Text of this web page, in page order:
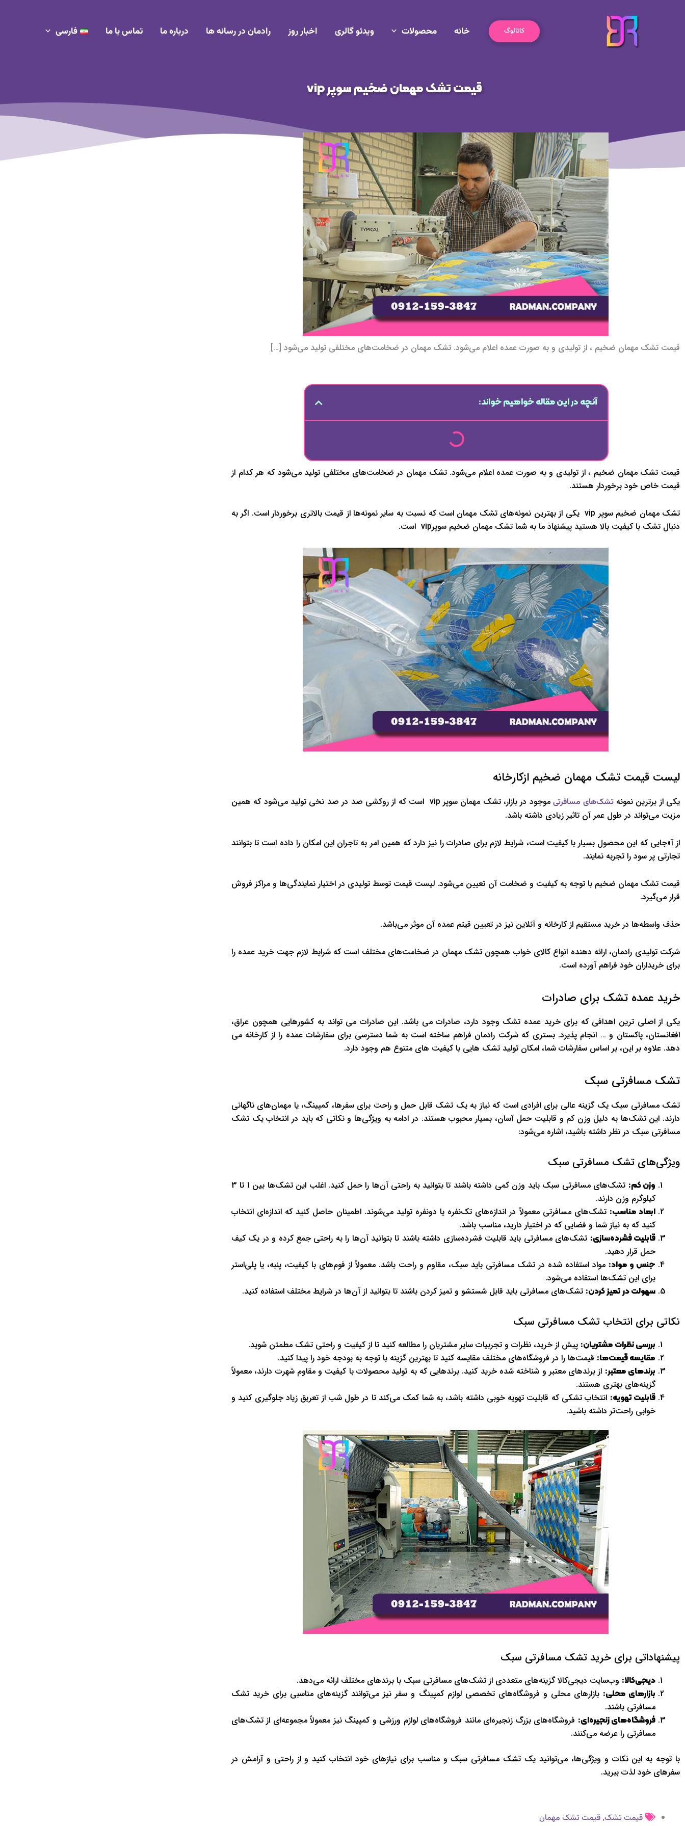
کاتالوگ خانه محصولات ویدئو گالری اخبار روز رادمان در رسانه ها درباره ما تماس با ما فارسی
قیمت تشک مهمان ضخیم سوپر vip
قیمت تشک مهمان ضخیم ، از تولیدی و به صورت عمده اعلام می‌شود. تشک مهمان در ضخامت‌های مختلفی تولید می‌شود […]
آنچه در این مقاله خواهیم خواند:
قیمت تشک مهمان ضخیم ، از تولیدی و به صورت عمده اعلام می‌شود. تشک مهمان در ضخامت‌های مختلفی تولید می‌شود که هر کدام از
قیمت خاص خود برخوردار هستند.
تشک مهمان ضخیم سوپر vip یکی از بهترین نمونه‌های تشک مهمان است که نسبت به سایر نمونه‌ها از قیمت بالاتری برخوردار است. اگر به
دنبال تشک با کیفیت بالا هستید پیشنهاد ما به شما تشک مهمان ضخیم سوپرvip است.
لیست قیمت تشک مهمان ضخیم ازکارخانه
یکی از برترین نمونهتشک‌های مسافرتی
موجود در بازار، تشک مهمان سوپر vip است که از روکشی صد در صد نخی تولید می‌شود که همین
مزیت می‌تواند در طول عمر آن تاثیر زیادی داشته باشد.
از آ«جایی که این محصول بسیار با کیفیت است، شرایط لازم برای صادرات را نیز دارد که همین امر به تاجران این امکان را داده است تا بتوانند
تجارتی پر سود را تجربه نمایند.
قیمت تشک مهمان ضخیم با توجه به کیفیت و ضخامت آن تعیین می‌شود. لیست قیمت توسط تولیدی در اختیار نمایندگی‌ها و مراکز فروش
قرار می‌گیرد.
حذف واسطه‌ها در خرید مستقیم از کارخانه و آنلاین نیز در تعیین قیتم عمده آن موثر می‌باشد.
شرکت تولیدی رادمان، ارائه دهنده انواع کالای خواب همچون تشک مهمان در ضخامت‌های مختلف است که شرایط لازم جهت خرید عمده را
برای خریداران خود فراهم آورده است.
خرید عمده تشک برای صادرات
یکی از اصلی ترین اهدافی که برای خرید عمده تشک وجود دارد، صادرات می باشد. این صادرات می تواند به کشورهایی همچون عراق،
افغانستان، پاکستان و … انجام پذیرد. بستری که شرکت رادمان فراهم ساخته است به شما دسترسی برای سفارشات عمده را از کارخانه می
دهد. علاوه بر این، بر اساس سفارشات شما، امکان تولید تشک هایی با کیفیت های متنوع هم وجود دارد.
تشک مسافرتی سبک
تشک مسافرتی سبک یک گزینه عالی برای افرادی است که نیاز به یک تشک قابل حمل و راحت برای سفرها، کمپینگ، یا مهمان‌های ناگهانی
دارند. این تشک‌ها به دلیل وزن کم و قابلیت حمل آسان، بسیار محبوب هستند. در ادامه به ویژگی‌ها و نکاتی که باید در انتخاب یک تشک
مسافرتی سبک در نظر داشته باشید، اشاره می‌شود:
ویژگی‌های تشک مسافرتی سبک
وزن کم:
تشک‌های مسافرتی سبک باید وزن کمی داشته باشند تا بتوانید به راحتی آن‌ها را حمل کنید. اغلب این تشک‌ها بین 1 تا 3
کیلوگرم وزن دارند.
ابعاد مناسب: تشک‌های مسافرتی معمولاً در اندازه‌های تک‌نفره یا دو‌نفره تولید می‌شوند. اطمینان حاصل کنید که اندازه‌ای انتخاب
کنید که به نیاز شما و فضایی که در اختیار دارید، مناسب باشد.
قابلیت فشرده‌سازی: تشک‌های مسافرتی باید قابلیت فشرده‌سازی داشته باشند تا بتوانید آن‌ها را به راحتی جمع کرده و در یک کیف
حمل قرار دهید.
جنس و مواد: مواد استفاده شده در تشک مسافرتی باید سبک، مقاوم و راحت باشد. معمولاً از فوم‌های با کیفیت، پنبه، یا پلی‌استر
برای این تشک‌ها استفاده می‌شود.
سهولت در تمیز کردن: تشک‌های مسافرتی باید قابل شستشو و تمیز کردن باشند تا بتوانید از آن‌ها در شرایط مختلف استفاده کنید.
نکاتی برای انتخاب تشک مسافرتی سبک
بررسی نظرات مشتریان: پیش از خرید، نظرات و تجربیات سایر مشتریان را مطالعه کنید تا از کیفیت و راحتی تشک مطمئن شوید.
مقایسه قیمت‌ها: قیمت‌ها را در فروشگاه‌های مختلف مقایسه کنید تا بهترین گزینه با توجه به بودجه خود را پیدا کنید.
برندهای معتبر: از برندهای معتبر و شناخته شده خرید کنید. برندهایی که به تولید محصولات با کیفیت و مقاوم شهرت دارند، معمولاً
گزینه‌های بهتری هستند.
قابلیت تهویه: انتخاب تشکی که قابلیت تهویه خوبی داشته باشد، به شما کمک می‌کند تا در طول شب از تعریق زیاد جلوگیری کنید و
خوابی راحت‌تر داشته باشید.
پیشنهاداتی برای خرید تشک مسافرتی سبک
دیجی‌کالا: وب‌سایت دیجی‌کالا گزینه‌های متعددی از تشک‌های مسافرتی سبک با برندهای مختلف ارائه می‌دهد.
بازارهای محلی: بازارهای محلی و فروشگاه‌های تخصصی لوازم کمپینگ و سفر نیز می‌توانند گزینه‌های مناسبی برای خرید تشک
مسافرتی باشند.
فروشگاه‌های زنجیره‌ای: فروشگاه‌های بزرگ زنجیره‌ای مانند فروشگاه‌های لوازم ورزشی و کمپینگ نیز معمولاً مجموعه‌ای از تشک‌های
مسافرتی را عرضه می‌کنند.
با توجه به این نکات و ویژگی‌ها، می‌توانید یک تشک مسافرتی سبک و مناسب برای نیازهای خود انتخاب کنید و از راحتی و آرامش در
سفرهای خود لذت ببرید.
قیمت تشک, قیمت تشک مهمان